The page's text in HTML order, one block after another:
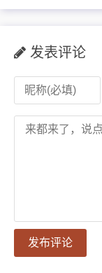
发表评论
发布评论